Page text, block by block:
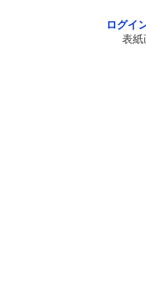
ログイ
表紙